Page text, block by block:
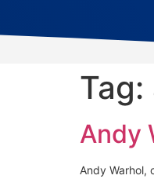
Tag:
Andy
Andy Warhol,